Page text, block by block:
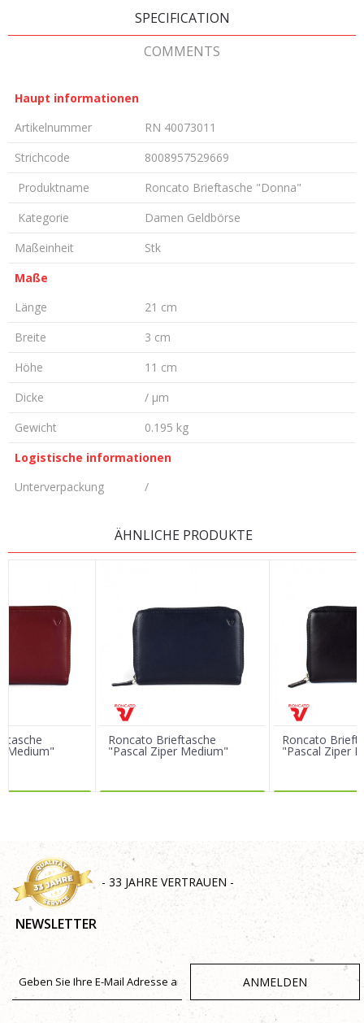
SPECIFICATION
COMMENTS
Haupt informationen
Artikelnummer
RN 40073011
Strichcode
8008957529669
Produktname
Roncato Brieftasche "Donna"
Kategorie
Damen Geldbörse
Maßeinheit
Stk
Maße
Länge
21 cm
Breite
3 cm
Höhe
11 cm
Dicke
/ µm
Gewicht
0.195 kg
Logistische informationen
Unterverpackung
/
Nachricht
ÄHNLICHE PRODUKTE
Medium"
Roncato Brieftasche
"Pascal Ziper Medium"
Roncato
"Pascal Ziper
- 33 JAHRE VERTRAUEN -
NEWSLETTER
ANMELDEN